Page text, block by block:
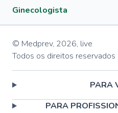
Ginecologista
© Medprev, 2026, live
Todos os direitos reservados
PARA
PARA